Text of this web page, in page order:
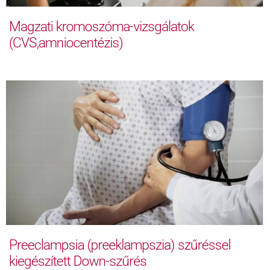
Magzati kromoszóma-vizsgálatok
(CVS,amniocentézis)
Preeclampsia (preeklampszia) szűréssel
kiegészített Down-szűrés